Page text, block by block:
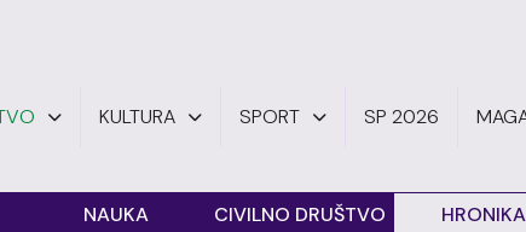
KULTURA SPORT SP 2026
NAUKA CIVILNO DRUŠTVO HRONIKA